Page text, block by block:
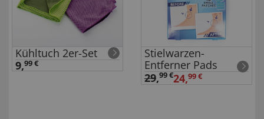
Kühltuch 2er-Set
9,99 €
Stielwarzen-
Entferner Pads
29,99 €24,99 €